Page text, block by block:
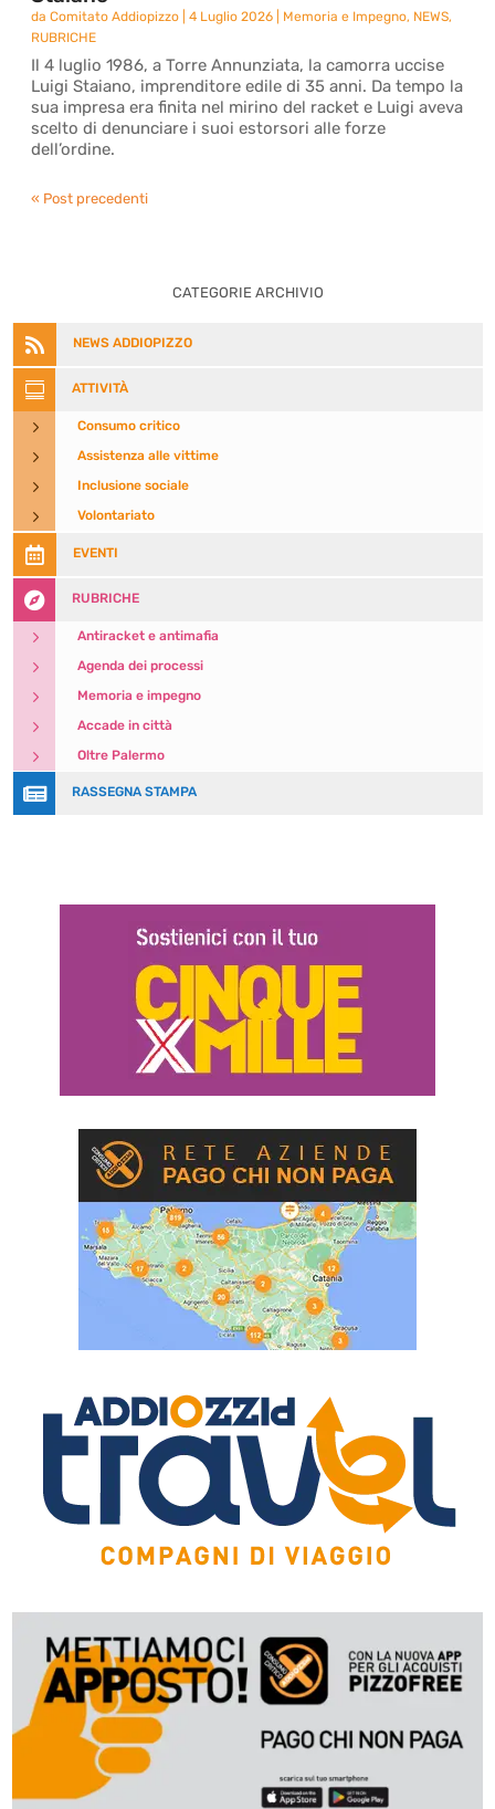
daComitato Addiopizzo |4 Luglio 2026 Memoria e Impegno, NEWS,
RUBRICHE
Il 4 luglio 1986, a Torre Annunziata, la camorra uccise
Luigi Staiano, imprenditore edile di 35 anni. Da tempo la
sua impresa era finita nel mirino del racket e Luigi aveva
scelto di denunciare i suoi estorsori alle forze
dell’ordine.
« Post precedenti
CATEGORIE ARCHIVIO
 NEWS ADDIOPIZZO
 ATTIVITÀ
5 Consumo critico
5 Assistenza alle vittime
5 Inclusione sociale
5 Volontariato
 EVENTI
 RUBRICHE
5 Antiracket e antimafia
5 Agenda dei processi
5 Memoria e impegno
5 Accade in città
5 Oltre Palermo
 RASSEGNA STAMPA